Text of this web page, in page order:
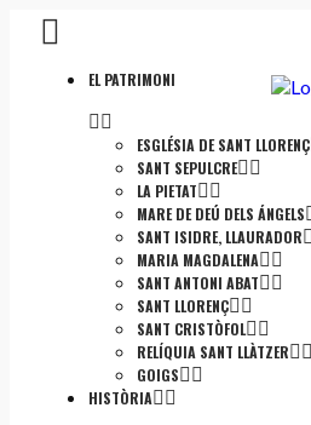
EL PATRIMONI
ESGLÉSIA DE SANT LLORENÇ
SANT SEPULCRE
LA PIETAT
MARE DE DEÚ DELS ÁNGELS
SANT ISIDRE, LLAURADOR
MARIA MAGDALENA
SANT ANTONI ABAT
SANT LLORENÇ
SANT CRISTÒFOL
RELÍQUIA SANT LLÀTZER
GOIGS
HISTÒRIA